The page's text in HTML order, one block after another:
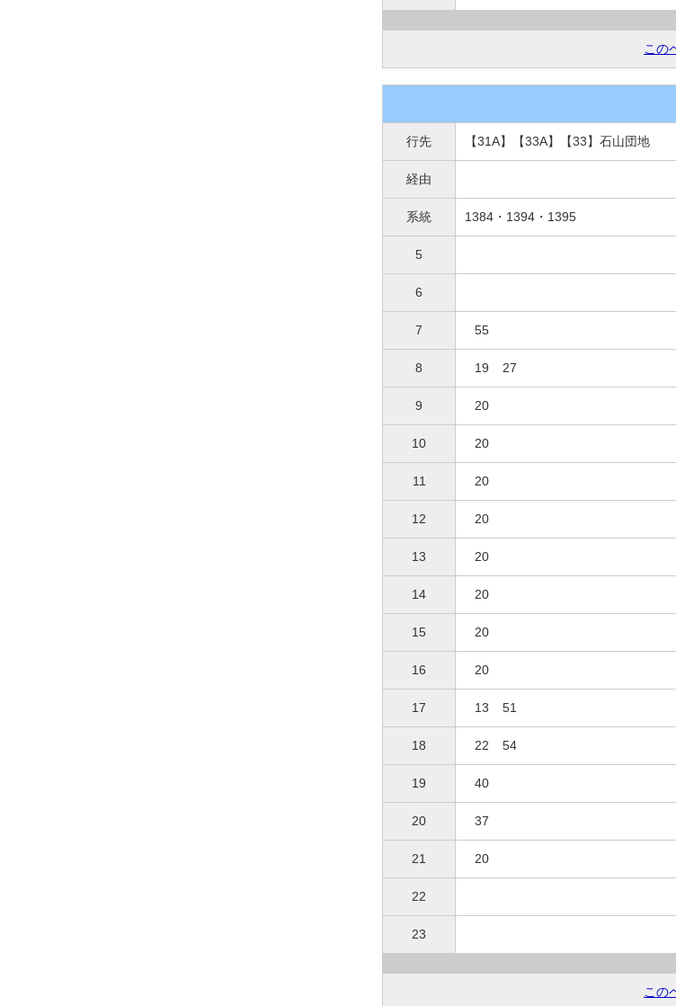
この
行先 【31A】【33A】【33】石山団地
経由
系統 1384・1394・1395
5
6
7 55
8 19 27
9 20
10 20
11 20
12 20
13 20
14 20
15 20
16 20
17 13 51
18 22 54
19 40
20 37
21 20
22
23
この